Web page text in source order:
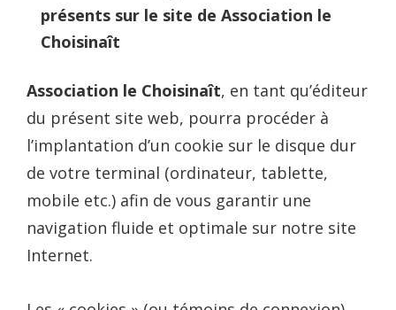
présents sur le site de Association le
Choisinaît
Association le Choisinaît, en tant qu’éditeur
du présent site web, pourra procéder à
l’implantation d’un cookie sur le disque dur
de votre terminal (ordinateur, tablette,
mobile etc.) afin de vous garantir une
navigation fluide et optimale sur notre site
Internet.